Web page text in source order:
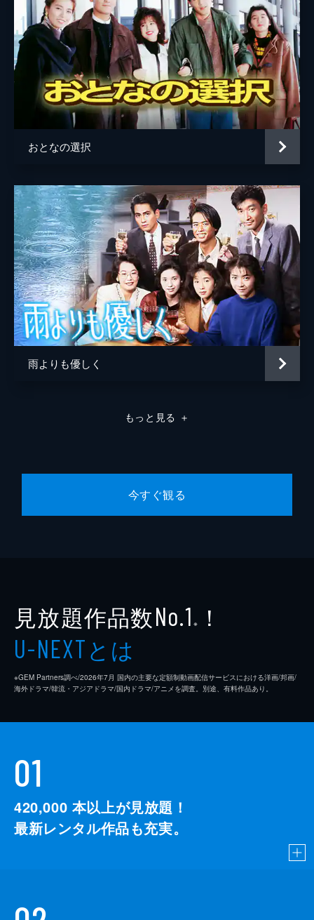
は､自分の好きになった相手が父親の愛人だ
と知り愕然とする｡
46分
#7 夏の日の恋!
芳行(林隆三)は､妙子(紺野美沙子)とではなく
1人で暮らすための部屋を探す｡美冴(篠ひろ
子)は村木(宇都宮隆)に対する気持ちが変化す
るのを感じて･･･｡
美沙子)に結婚を迫る｡妙子から部屋に誘われ
た上､妙子と芳行(林隆三)の情事を見せつけら
れた雄介は･･･｡
46分
#9 妻の復しゅう1
ついに､芳行(林隆三)の愛人が妙子(紺野美沙
子)だと知った美冴(篠ひろ子)｡驚愕の事実を
目の当たりにした美冴は､復讐を心に誓う｡
46分
#10 妻の復しゅう2
報復が始まった｡妙子に罠を仕掛け､村木(宇
おとなの選択
雨よりも優しく
もっと見る ＋
今すぐ観る
見放題作品数No.1 ※ ！
U-NEXTとは
※GEM Partners調べ/2026年7⽉ 国内の主要な定額制動画配信サービスにおける洋画/邦画/
海外ドラマ/韓流・アジアドラマ/国内ドラマ/アニメを調査。別途、有料作品あり。
01
420,000 本以上が見放題！
最新レンタル作品も充実。